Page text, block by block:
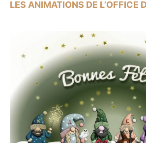
LES ANIMATIONS DE L’OFFICE